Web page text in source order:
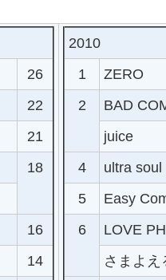
26
22
21
18
16
14
2010
1
ZERO
2
BAD
juice
4
ultra soul
5
Easy
6
LOVE
さまよえ